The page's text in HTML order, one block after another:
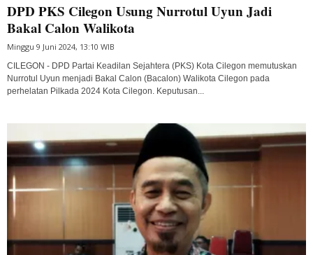
DPD PKS Cilegon Usung Nurrotul Uyun Jadi
Bakal Calon Walikota
Minggu 9 Juni 2024, 13:10 WIB
CILEGON - DPD Partai Keadilan Sejahtera (PKS) Kota Cilegon memutuskan
Nurrotul Uyun menjadi Bakal Calon (Bacalon) Walikota Cilegon pada
perhelatan Pilkada 2024 Kota Cilegon. Keputusan...